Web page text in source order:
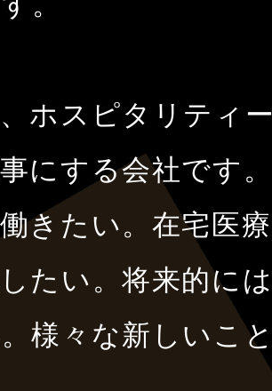
ホスピタリティ
にする会社です
きたい。在宅医
たい。将来的に
様々な新しいこ